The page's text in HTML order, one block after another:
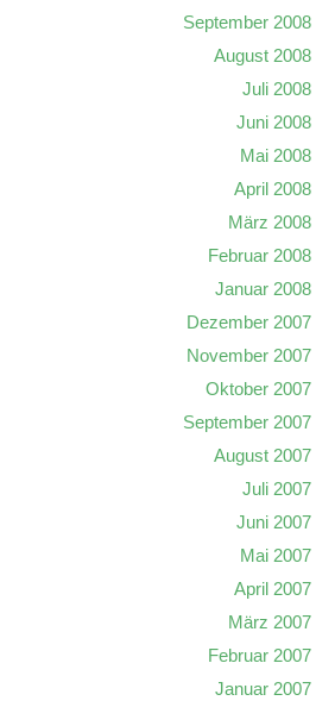
September 2008
August 2008
Juli 2008
Juni 2008
Mai 2008
April 2008
März 2008
Februar 2008
Januar 2008
Dezember 2007
November 2007
Oktober 2007
September 2007
August 2007
Juli 2007
Juni 2007
Mai 2007
April 2007
März 2007
Februar 2007
Januar 2007